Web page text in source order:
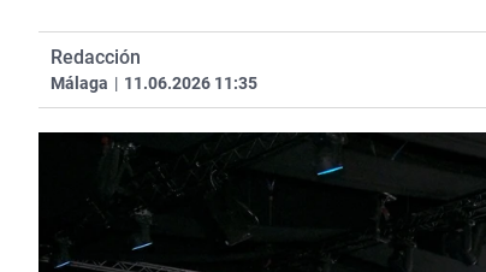
Redacción
Málaga | 11.06.2026 11:35